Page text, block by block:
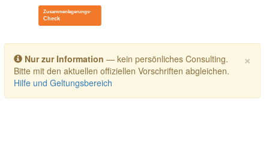
Toggle navigation
×
Nur zur Information — kein persönliches Consulting.
Bitte mit den aktuellen offiziellen Vorschriften abgleichen.
Hilfe und Geltungsbereich